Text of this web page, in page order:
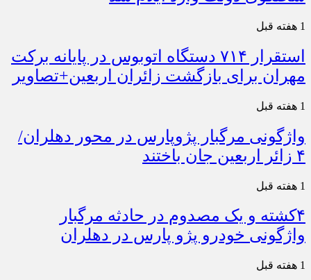
1 هفته قبل
استقرار ۷۱۴ دستگاه اتوبوس در پایانه برکت
مهران برای بازگشت زائران اربعین+تصاویر
1 هفته قبل
واژگونی مرگبار پژوپارس در محور دهلران/
۴ زائر اربعین جان باختند
1 هفته قبل
۴کشته و یک مصدوم در حادثه مرگبار
واژگونی خودرو پژو پارس در دهلران
1 هفته قبل